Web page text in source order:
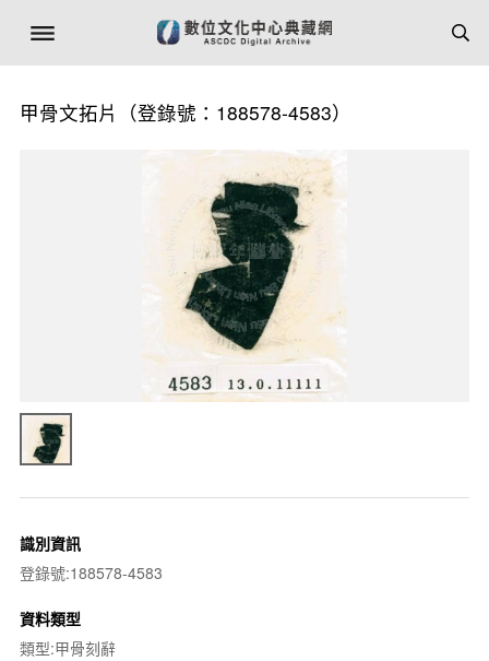
甲骨文拓片（登錄號：188578-4583）
識別資訊
登錄號:188578-4583
資料類型
類型:甲骨刻辭